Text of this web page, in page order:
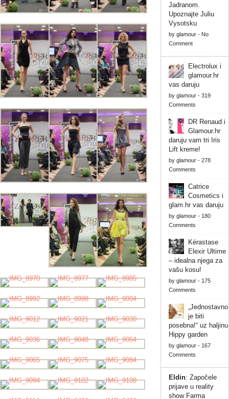
Jadranom.
Upoznajte Juliu
Vysotsku
by glamour- No
Comment
Electrolux i
glamour.hr
vas daruju
by glamour- 319
Comments
DR Renaud i
Glamour.hr
daruju vam tri Iris
Lift kreme!
by glamour- 278
Comments
Catrice
Cosmetics i
glam.hr vas daruju
by glamour- 180
Comments
Kérastase
Elexir Ultime
– idealna njega za
vašu kosu!
by glamour- 175
Comments
„Jednostavno
je biti
posebna!“ uz haljinu
Hippy garden
by glamour- 167
Comments
Eldin: Započele
prijave u reality
show Farma